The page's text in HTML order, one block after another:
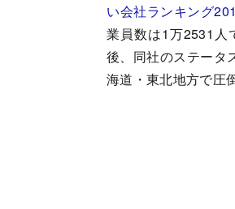
い会社ランキング
業員数は1万2531人
後、同社のステータ
海道・東北地方で圧